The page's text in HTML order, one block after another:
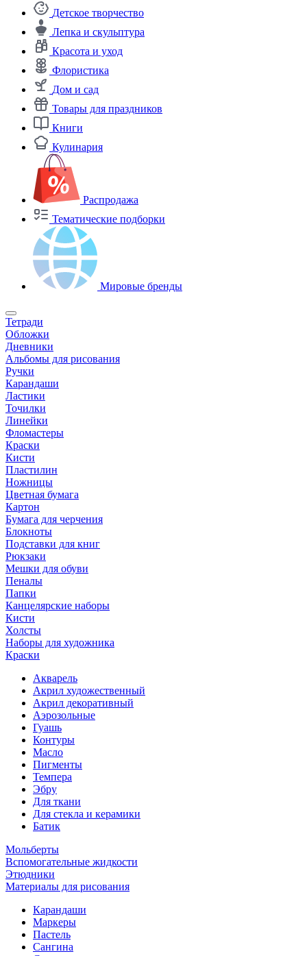
Детское творчество
Лепка и скульптура
Красота и уход
Флористика
Дом и сад
Товары для праздников
Книги
Кулинария
Распродажа
Тематические подборки
Мировые бренды
Тетради
Обложки
Дневники
Альбомы для рисования
Ручки
Карандаши
Ластики
Точилки
Линейки
Фломастеры
Краски
Кисти
Пластилин
Ножницы
Цветная бумага
Картон
Бумага для черчения
Блокноты
Подставки для книг
Рюкзаки
Мешки для обуви
Пеналы
Папки
Канцелярские наборы
Кисти
Холсты
Наборы для художника
Краски
Акварель
Акрил художественный
Акрил декоративный
Аэрозольные
Гуашь
Контуры
Масло
Пигменты
Темпера
Эбру
Для ткани
Для стекла и керамики
Батик
Мольберты
Вспомогательные жидкости
Этюдники
Материалы для рисования
Карандаши
Маркеры
Пастель
Сангина